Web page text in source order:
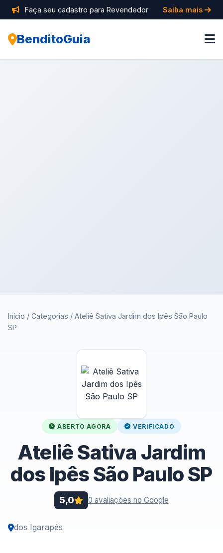
Faça seu cadastro para Revendedor Saiba mais
BenditoGuia
Início / Categorias / Ateliê Sativa Jardim dos Ipês São Paulo
SP
ABERTO AGORA VERIFICADO
Ateliê Sativa Jardim
dos Ipês São Paulo SP
5,0 0 avaliações no Google
dos Igarapés